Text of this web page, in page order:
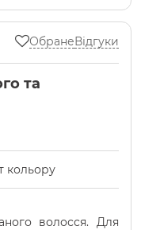
ОбранеВідгуки
та
кольору
волосся. Для